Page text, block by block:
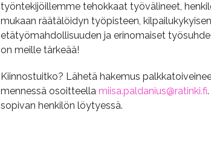
työntekijöillemme tehokkaat työvälineet,
mukaan räätälöidyn työpisteen,
etätyömahdollisuuden ja erinomaiset
on meille tärkeää!
Kiinnostuitko? Lähetä hakemus
mennessä osoitteella miisa.paldanius@ratinki.fi
sopivan henkilön löytyessä.